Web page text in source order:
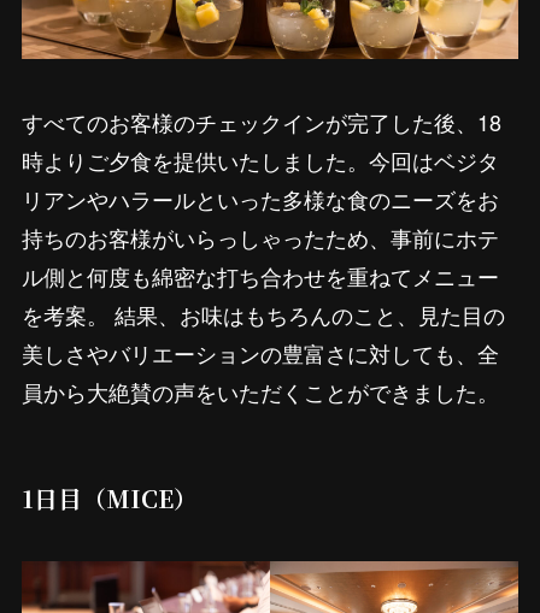
すべてのお客様のチェックインが完了した後、18
時よりご夕食を提供いたしました。今回はベジタ
リアンやハラールといった多様な食のニーズをお
持ちのお客様がいらっしゃったため、事前にホテ
ル側と何度も綿密な打ち合わせを重ねてメニュー
を考案。 結果、お味はもちろんのこと、見た目の
美しさやバリエーションの豊富さに対しても、全
員から大絶賛の声をいただくことができました。
1日目（MICE）